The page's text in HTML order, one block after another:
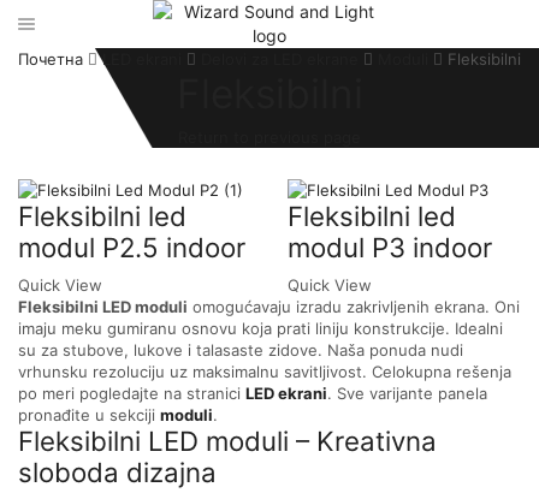
Почетна LED ekrani Fleksibilni
Fleksibilni led
modul P2.5 indoor
Quick View
Fleksibilni led
modul P3 indoor
Quick View
Fleksibilni LED moduli omogućavaju izradu zakrivljenih ekrana. Oni
imaju meku gumiranu osnovu koja prati liniju konstrukcije. Idealni
su za stubove, lukove i talasaste zidove. Naša ponuda nudi
vrhunsku rezoluciju uz maksimalnu savitljivost. Celokupna rešenja
po meri pogledajte na stranici LED ekrani. Sve varijante panela
pronađite u sekciji moduli.
Fleksibilni LED moduli – Kreativna
sloboda dizajna